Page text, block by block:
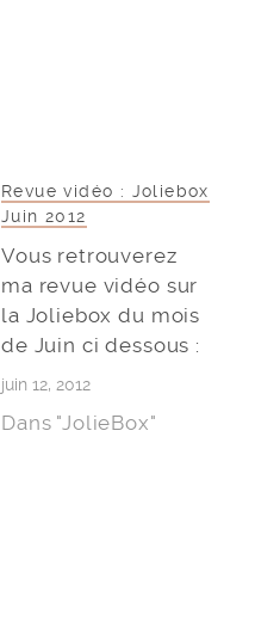
Revue vidéo : Joliebox
Juin 2012
Vous retrouverez
ma revue vidéo sur
la Joliebox du mois
de Juin ci dessous :
juin 12, 2012
Dans "JolieBox"